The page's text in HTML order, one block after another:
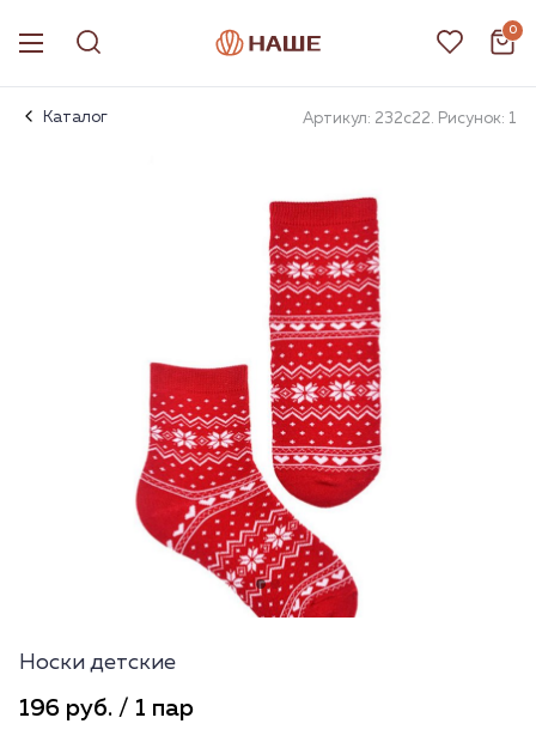
0
Каталог Артикул: 232с22. Рисунок: 1
Носки детские
196 руб. / 1 пар